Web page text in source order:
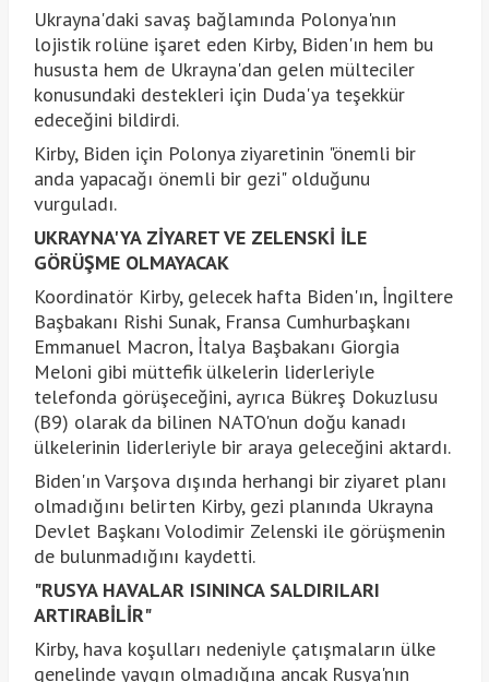
Ukrayna'daki savaş bağlamında Polonya'nın
lojistik rolüne işaret eden Kirby, Biden'ın hem bu
hususta hem de Ukrayna'dan gelen mülteciler
konusundaki destekleri için Duda'ya teşekkür
edeceğini bildirdi.
Kirby, Biden için Polonya ziyaretinin "önemli bir
anda yapacağı önemli bir gezi" olduğunu
vurguladı.
UKRAYNA'YA ZİYARET VE ZELENSKİ İLE
GÖRÜŞME OLMAYACAK
Koordinatör Kirby, gelecek hafta Biden'ın, İngiltere
Başbakanı Rishi Sunak, Fransa Cumhurbaşkanı
Emmanuel Macron, İtalya Başbakanı Giorgia
Meloni gibi müttefik ülkelerin liderleriyle
telefonda görüşeceğini, ayrıca Bükreş Dokuzlusu
(B9) olarak da bilinen NATO'nun doğu kanadı
ülkelerinin liderleriyle bir araya geleceğini aktardı.
Biden'ın Varşova dışında herhangi bir ziyaret planı
olmadığını belirten Kirby, gezi planında Ukrayna
Devlet Başkanı Volodimir Zelenski ile görüşmenin
de bulunmadığını kaydetti.
"RUSYA HAVALAR ISININCA SALDIRILARI
ARTIRABİLİR"
Kirby, hava koşulları nedeniyle çatışmaların ülke
genelinde yaygın olmadığına ancak Rusya'nın